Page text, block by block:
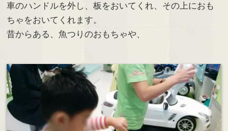
車のハンドルを外し、板をおいてくれ、その上におも
ちゃをおいてくれます。
昔からある、魚つりのおもちゃや、